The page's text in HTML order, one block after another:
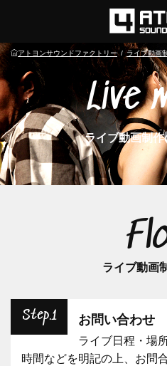
アトヨンサウンドファクトリー ライブ動画
Live
ライブ動画制作
ライブ動画
Step.1 お問い合わせ
ライブ日程・場
時間などを明記の上、お問